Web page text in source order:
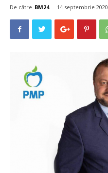
De către BM24 - 14 septembrie 2020